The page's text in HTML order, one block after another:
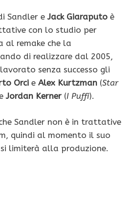
Sandler eJack Giaraputo è
con lo studio per
al remake che la
di realizzare dal 2005,
senza successo gli
Orci e Alex Kurtzman (Star
Jordan Kerner (I Puffi).
Sandler non è in trattative
quindi al momento il suo
limiterà alla produzione.